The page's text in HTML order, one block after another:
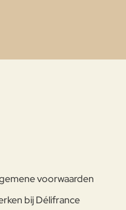
voorwaarden
bij Délifrance